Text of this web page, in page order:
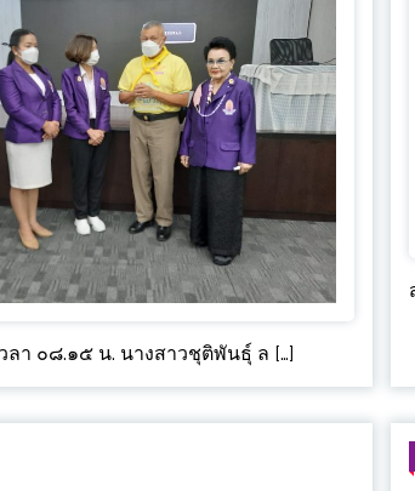
ลา ๐๘.๑๕ น. นางสาวชุติพันธุ์ ล […]